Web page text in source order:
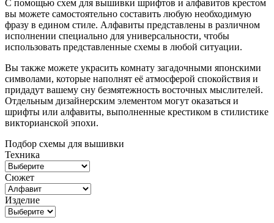
С помощью схем для вышивки шрифтов и алфавитов крестом
вы можете самостоятельно составить любую необходимую
фразу в едином стиле. Алфавиты представлены в различном
исполнении специально для универсальности, чтобы
использовать представленные схемы в любой ситуации.
Вы также можете украсить комнату загадочными японскими
символами, которые наполнят её атмосферой спокойствия и
придадут вашему сну безмятежность восточных мыслителей.
Отдельным дизайнерским элементом могут оказаться и
шрифты или алфавиты, выполненные крестиком в стилистике
викторианской эпохи.
Подбор схемы для вышивки
Техника
Сюжет
Изделие